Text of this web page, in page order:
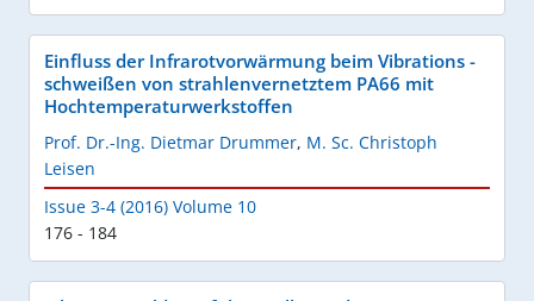
Einfluss der Infrarotvorwärmung beim Vibrations -
schweißen von strahlenvernetztem PA66 mit
Hochtemperaturwerkstoffen
Prof. Dr.-Ing. Dietmar Drummer, M. Sc. Christoph
Leisen
Issue 3-4 (2016) Volume 10
176 - 184